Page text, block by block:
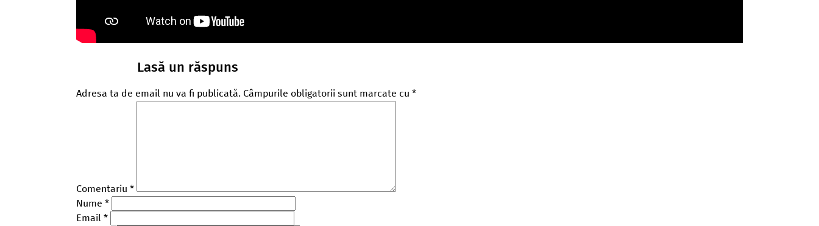
Lasă un răspuns
Adresa ta de email nu va fi publicată. Câmpurile obligatorii sunt marcate cu *
Comentariu *
Nume *
Email *